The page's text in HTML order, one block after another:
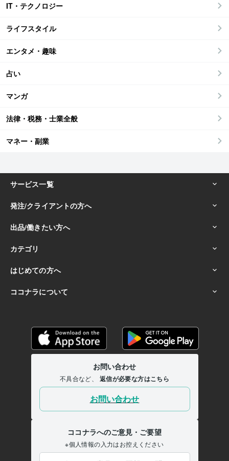
IT・テクノロジー
ライフスタイル
エンタメ・趣味
占い
マンガ
法律・税務・士業全般
マネー・副業